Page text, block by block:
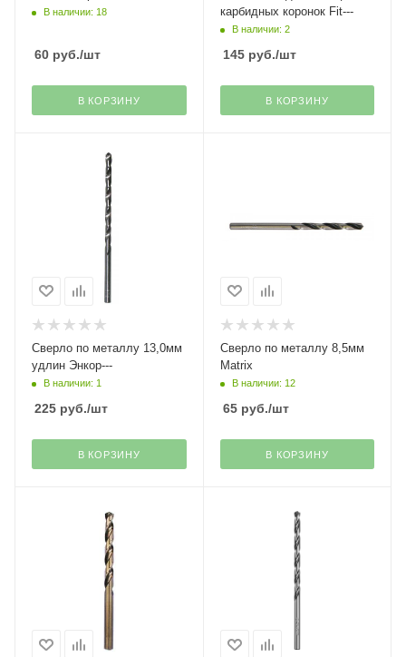
В наличии: 18
60 руб./шт
В КОРЗИНУ
карбидных коронок Fit---
В наличии: 2
145руб./шт
В КОРЗИНУ
Сверло по металлу 13,0мм
удлин Энкор---
В наличии: 1
225 руб./шт
В КОРЗИНУ
Сверло по металлу 8,5мм
Matrix
В наличии: 12
65руб./шт
В КОРЗИНУ